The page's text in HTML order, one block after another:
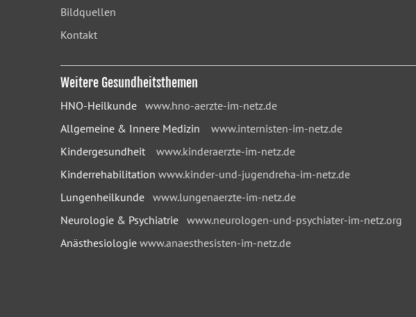
Bildquellen
Kontakt
Weitere Gesundheitsthemen
HNO-Heilkunde www.hno-aerzte-im-netz.de
Allgemeine & Innere Medizin www.internisten-im-netz.de
Kindergesundheit www.kinderaerzte-im-netz.de
Kinderrehabilitation www.kinder-und-jugendreha-im-netz.de
Lungenheilkunde www.lungenaerzte-im-netz.de
Neurologie & Psychiatrie www.neurologen-und-psychiater-im-netz.org
Anästhesiologie www.anaesthesisten-im-netz.de